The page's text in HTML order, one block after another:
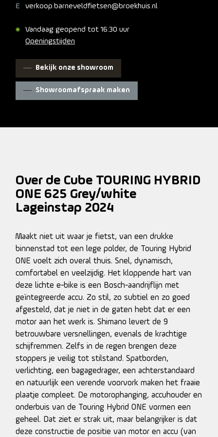
trapezeframe en met lage instap. Vraag is dus niet óf
verkoop.barneveldfietsen@broekhuis.nl
Vandaag geopend tot 16:30 uur
Openingstijden
Bekijk onze showroom
Showroomafspraak maken
Over de Cube TOURING HYBRID
ONE 625 Grey/white
Lageinstap 2024
Maakt niet uit waar je fietst, van een drukke
binnenstad tot een lege polder, de Touring Hybrid
ONE voelt zich overal thuis. Snel, dynamisch,
comfortabel en veelzijdig. Het kloppende hart van
deze lichte e-bike is een Bosch-aandrijflijn met
geïntegreerde accu. Zo stil, zo subtiel en zo goed
afgesteld, dat je niet in de gaten hebt dat er een
motor aan het werk is. Shimano levert de 9
betrouwbare versnellingen, evenals de krachtige
schijfremmen. Zelfs in de regen brengen deze
stoppers je veilig tot stilstand. Spatborden,
verlichting, een bagagedrager, een achterstandaard
en natuurlijk een verende voorvork maken het fraaie
plaatje compleet. De motorophanging, accuhouder en
onderbuis van de Touring Hybrid ONE vormen een
geheel. Dat ziet er strak uit, maar belangrijker is dat
deze constructie de positie van motor en accu (van